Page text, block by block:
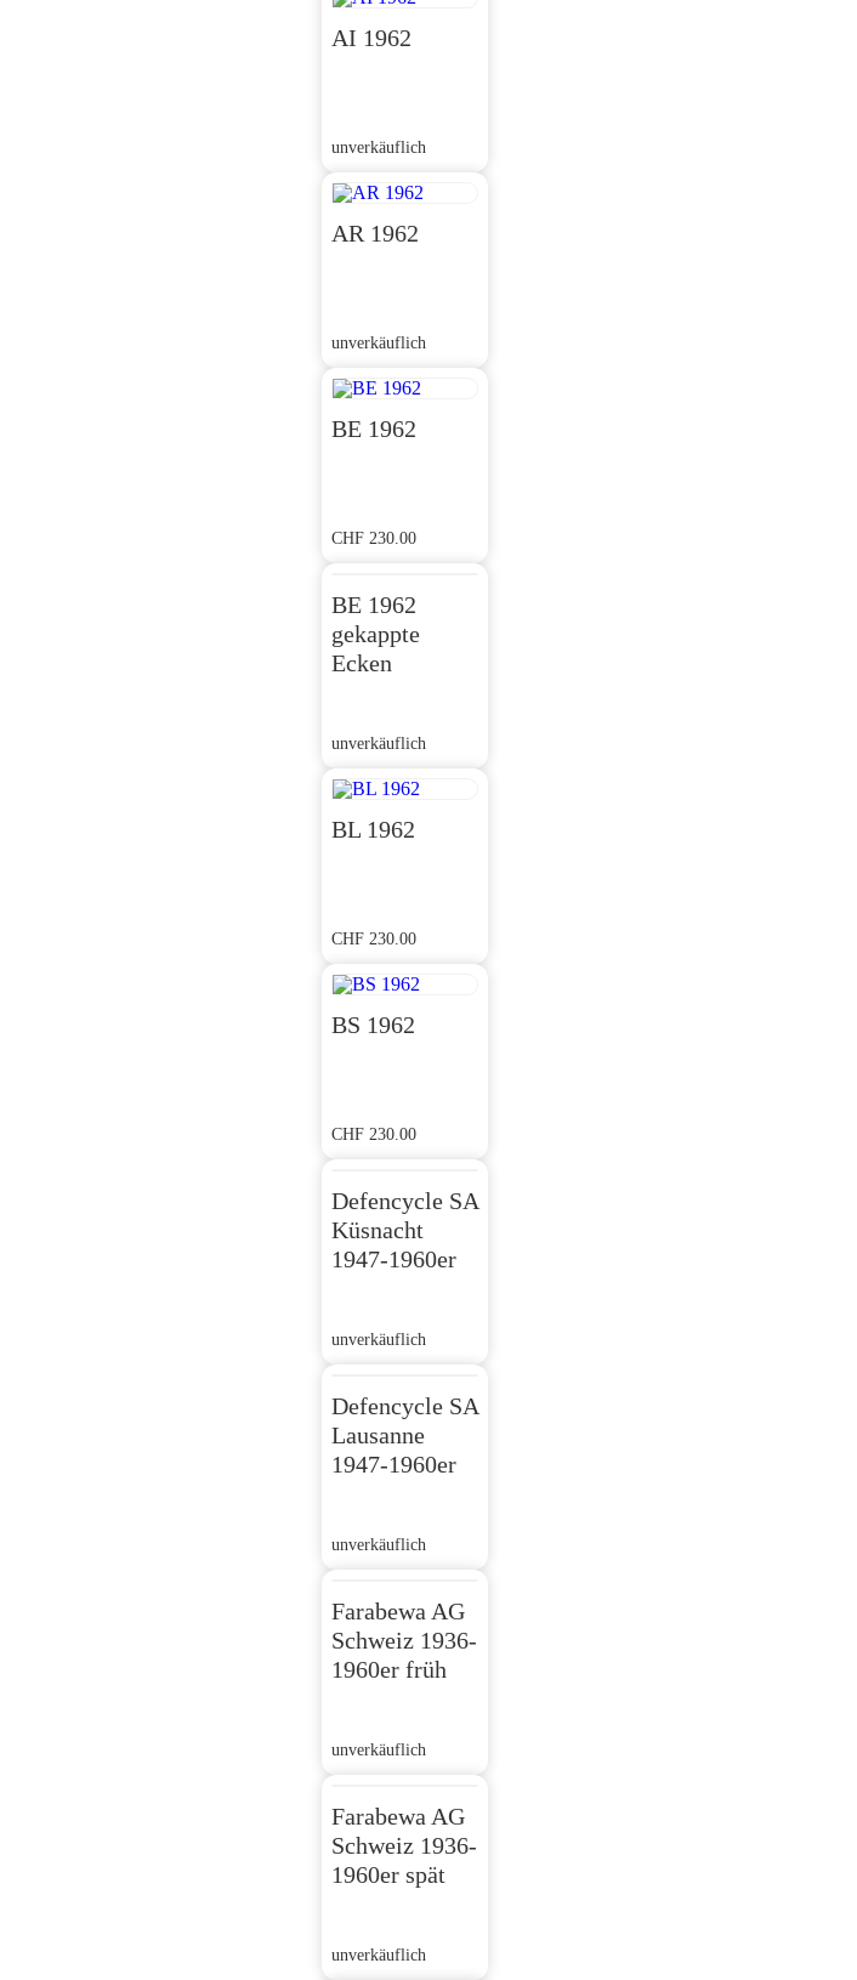
AI 1962
unverkäuflich
AR 1962
unverkäuflich
BE 1962
CHF230.00
BE 1962
gekappte
Ecken
unverkäuflich
BL 1962
CHF230.00
BS 1962
CHF230.00
Defencycle SA
Küsnacht
1947-1960er
unverkäuflich
Defencycle SA
Lausanne
1947-1960er
unverkäuflich
Farabewa AG
Schweiz 1936-
1960er früh
unverkäuflich
Farabewa AG
Schweiz 1936-
1960er spät
unverkäuflich